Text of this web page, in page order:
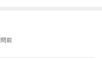
前